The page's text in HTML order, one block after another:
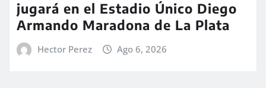
jugará en el Estadio Único Diego
Armando Maradona de La Plata
Hector Perez Ago 6, 2026